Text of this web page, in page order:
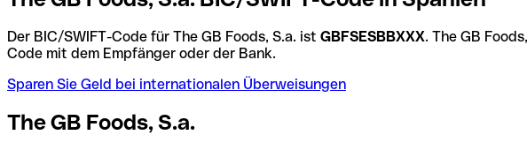
Der BIC/SWIFT-Code für The GB Foods, S.a. ist GBFSESBBXXX. The GB
Code mit dem Empfänger oder der Bank.
Sparen Sie Geld bei internationalen Überweisungen
The GB Foods, S.a.